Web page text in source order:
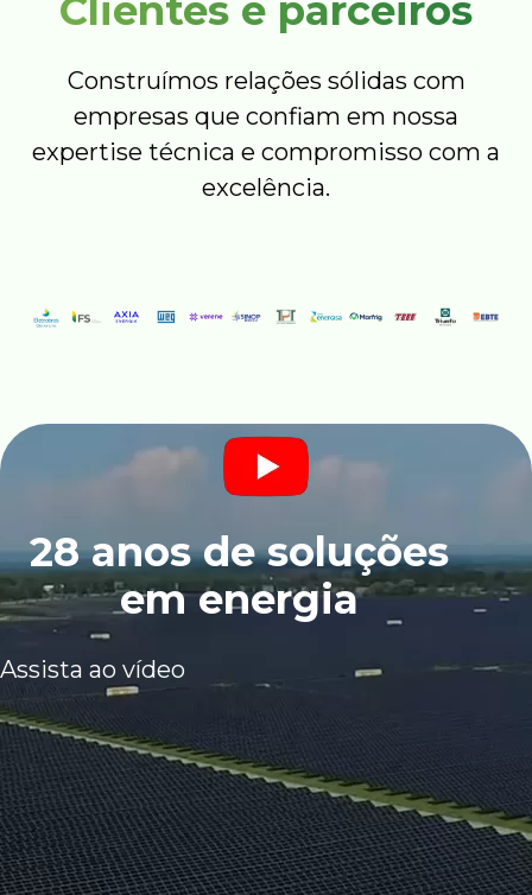
Clientes e parceiros
Construímos relações sólidas com
empresas que confiam em nossa
expertise técnica e compromisso com a
excelência.
28 anos de soluções
em energia
Assista ao vídeo